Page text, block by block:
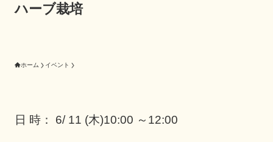
ハーブ栽培
ホーム イベント
日 時： 6/ 11 (木)10:00 ～12:00